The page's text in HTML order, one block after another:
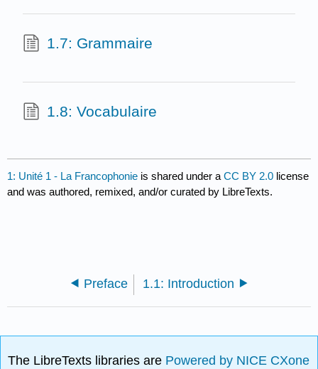
1.7: Grammaire
1.8: Vocabulaire
1: Unité 1 - La Francophonie is shared under aCC BY 2.0 license
and was authored, remixed, and/or curated by LibreTexts.
Preface 1.1: Introduction
The LibreTexts libraries are Powered by NICE CXone